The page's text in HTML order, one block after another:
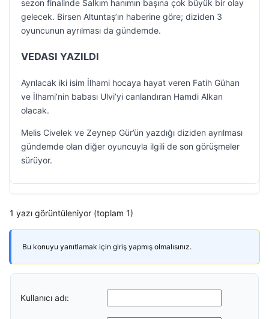
sezon finalinde Salkım hanımın başına çok büyük bir olay
gelecek. Birsen Altuntaş’ın haberine göre; diziden 3
oyuncunun ayrılması da gündemde.
VEDASI YAZILDI
Ayrılacak iki isim İlhami hocaya hayat veren Fatih Gühan
ve İlhami’nin babası Ulvi’yi canlandıran Hamdi Alkan
olacak.
Melis Civelek ve Zeynep Gür’ün yazdığı diziden ayrılması
gündemde olan diğer oyuncuyla ilgili de son görüşmeler
sürüyor.
1 yazı görüntüleniyor (toplam 1)
Bu konuyu yanıtlamak için giriş yapmış olmalısınız.
Kullanıcı adı: